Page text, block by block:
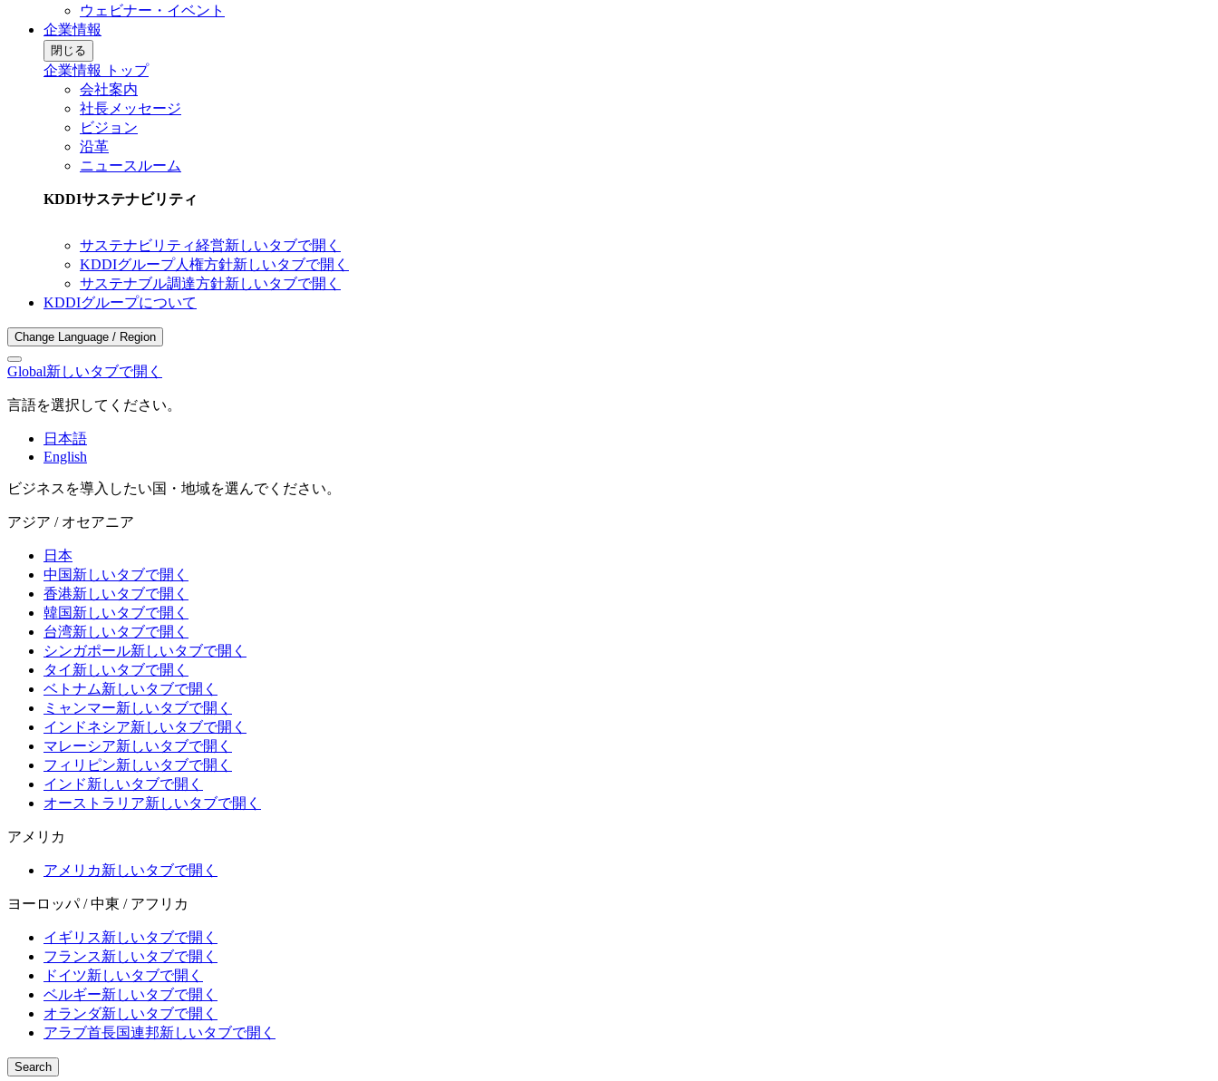
ウェビナー・イベント
企業情報
閉じる
企業情報 トップ
会社案内
社長メッセージ
ビジョン
沿革
ニュースルーム
KDDIサステナビリティ
サステナビリティ経営新しいタブで開く
KDDIグループ人権方針新しいタブで開く
サステナブル調達方針新しいタブで開く
KDDIグループについて
Change Language / Region
Global新しいタブで開く
言語を選択してください。
日本語
English
ビジネスを導入したい国・地域を選んでください。
アジア / オセアニア
日本
中国新しいタブで開く
香港新しいタブで開く
韓国新しいタブで開く
台湾新しいタブで開く
シンガポール新しいタブで開く
タイ 新しいタブで開く
ベトナム新しいタブで開く
ミャンマー新しいタブで開く
インドネシア新しいタブで開く
マレーシア新しいタブで開く
フィリピン新しいタブで開く
インド新しいタブで開く
オーストラリア新しいタブで開く
アメリカ
アメリカ新しいタブで開く
ヨーロッパ / 中東 / アフリカ
イギリス新しいタブで開く
フランス新しいタブで開く
ドイツ新しいタブで開く
ベルギー新しいタブで開く
オランダ新しいタブで開く
アラブ首長国連邦新しいタブで開く
Search